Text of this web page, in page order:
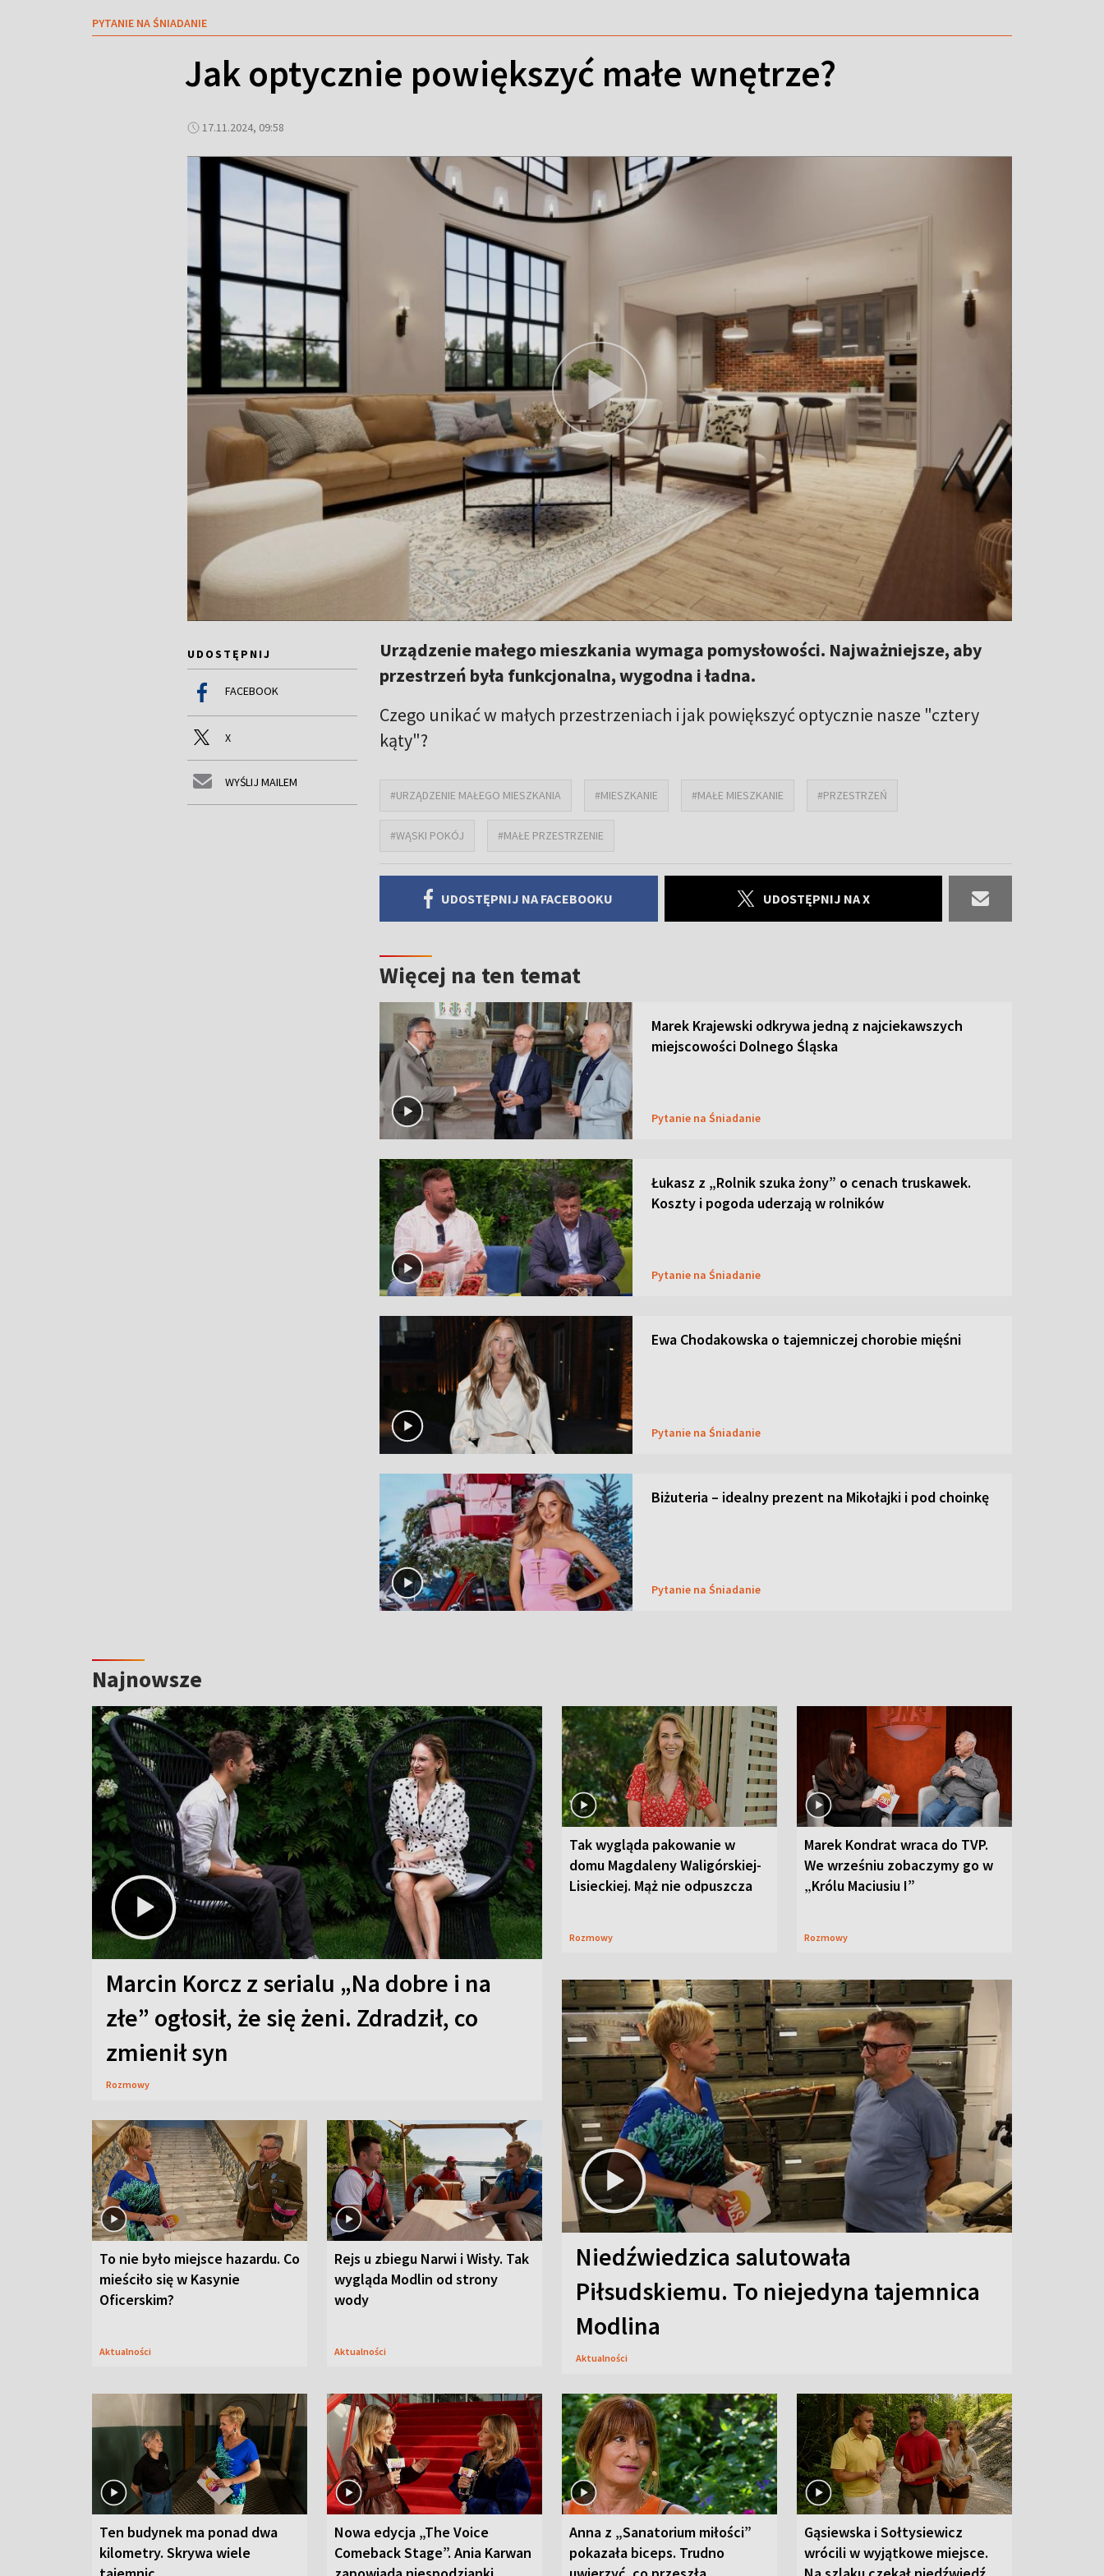
PYTANIE NA ŚNIADANIE
Jak optycznie powiększyć małe wnętrze?
17.11.2024, 09:58
UDOSTĘPNIJ
FACEBOOK
X
WYŚLIJ MAILEM
Urządzenie małego mieszkania wymaga pomysłowości. Najważniejsze, aby
przestrzeń była funkcjonalna, wygodna i ładna.
Czego unikać w małych przestrzeniach i jak powiększyć optycznie nasze "cztery
kąty"?
#URZĄDZENIE MAŁEGO MIESZKANIA #MIESZKANIE #MAŁE MIESZKANIE #PRZESTRZEŃ
#WĄSKI POKÓJ #MAŁE PRZESTRZENIE
UDOSTĘPNIJ NA FACEBOOKU UDOSTĘPNIJ NA X
Więcej na ten temat
Marek Krajewski odkrywa jedną z najciekawszych
miejscowości Dolnego Śląska
Pytanie na Śniadanie
Łukasz z „Rolnik szuka żony” o cenach truskawek.
Koszty i pogoda uderzają w rolników
Pytanie na Śniadanie
Ewa Chodakowska o tajemniczej chorobie mięśni
Pytanie na Śniadanie
Biżuteria – idealny prezent na Mikołajki i pod choinkę
Pytanie na Śniadanie
Najnowsze
Marcin Korcz z serialu „Na dobre i na
złe” ogłosił, że się żeni. Zdradził, co
zmienił syn
Rozmowy
Tak wygląda pakowanie w
domu Magdaleny Waligórskiej-
Lisieckiej. Mąż nie odpuszcza
Rozmowy
Marek Kondrat wraca do TVP.
We wrześniu zobaczymy go w
„Królu Maciusiu I”
Rozmowy
To nie było miejsce hazardu. Co
mieściło się w Kasynie
Oficerskim?
Aktualności
Rejs u zbiegu Narwi i Wisły. Tak
wygląda Modlin od strony
wody
Aktualności
Niedźwiedzica salutowała
Piłsudskiemu. To niejedyna tajemnica
Modlina
Aktualności
Ten budynek ma ponad dwa
kilometry. Skrywa wiele
Nowa edycja „The Voice
Comeback Stage”. Ania Karwan
Anna z „Sanatorium miłości”
pokazała biceps. Trudno
Gąsiewska i Sołtysiewicz
wrócili w wyjątkowe miejsce.